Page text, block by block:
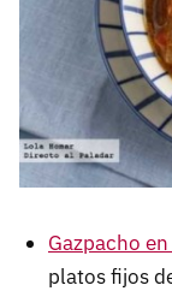
Gazpacho
platos fijos